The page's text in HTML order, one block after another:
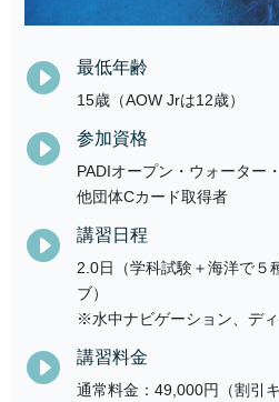
 最低年齢
15歳（AOW Jrは12歳）
 参加資格
PADIオープン・ウォーター
他団体Cカード取得者
 講習日程
2.0日（学科試験＋海洋で５
ブ）
※水中ナビゲーション、デ
 講習料金
通常料金：49,000円（割引